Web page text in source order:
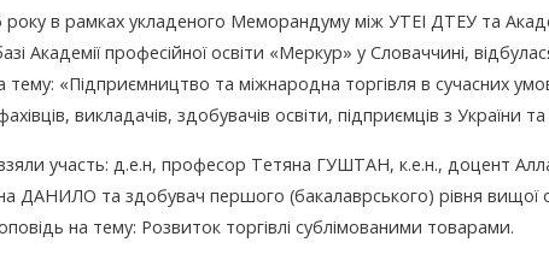
року в рамках укладеного Меморандуму між УТЕІ ДТЕУ та
Академії професійної освіти «Меркур» у Словаччині,
тему: «Підприємництво та міжнародна торгівля в сучасних
викладачів, здобувачів освіти, підприємців з України
взяли участь: д.е.н, професор Тетяна ГУШТАН, к.е.н., доцент
ДАНИЛО та здобувач першого (бакалаврського) рівня вищої
на тему: Розвиток торгівлі сублімованими товарами.